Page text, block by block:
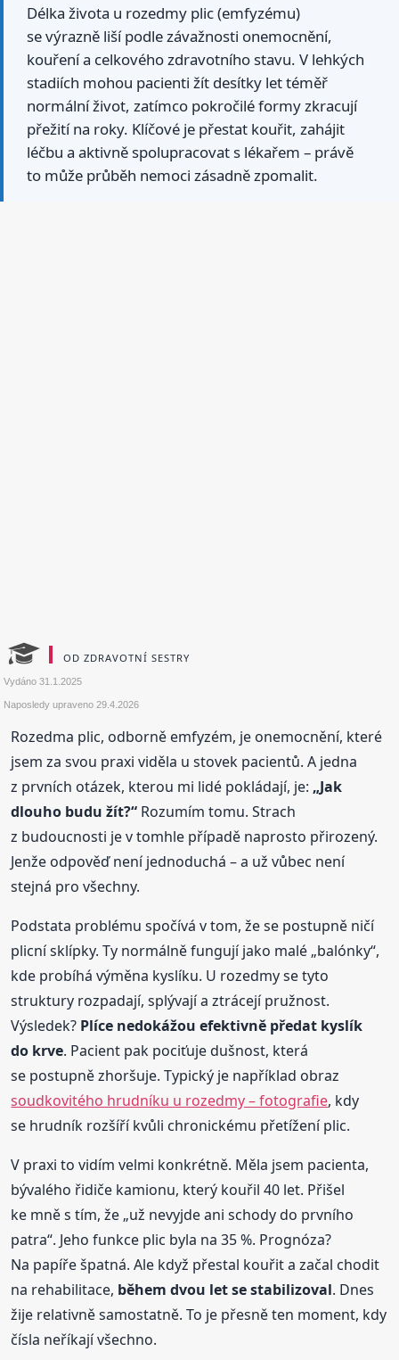
Délka života u rozedmy plic (emfyzému)
se výrazně liší podle závažnosti onemocnění,
kouření a celkového zdravotního stavu. V lehkých
stadiích mohou pacienti žít desítky let téměř
normální život, zatímco pokročilé formy zkracují
přežití na roky. Klíčové je přestat kouřit, zahájit
léčbu a aktivně spolupracovat s lékařem – právě
to může průběh nemoci zásadně zpomalit.
OD ZDRAVOTNÍ SESTRY
Vydáno31.1.2025
Naposledy upraveno29.4.2026
Rozedma plic, odborně emfyzém, je onemocnění, které
jsem za svou praxi viděla u stovek pacientů. A jedna
z prvních otázek, kterou mi lidé pokládají, je: „Jak
dlouho budu žít?“ Rozumím tomu. Strach
z budoucnosti je v tomhle případě naprosto přirozený.
Jenže odpověď není jednoduchá – a už vůbec není
stejná pro všechny.
Podstata problému spočívá v tom, že se postupně ničí
plicní sklípky. Ty normálně fungují jako malé „balónky“,
kde probíhá výměna kyslíku. U rozedmy se tyto
struktury rozpadají, splývají a ztrácejí pružnost.
Výsledek? Plíce nedokážou efektivně předat kyslík
do krve. Pacient pak pociťuje dušnost, která
se postupně zhoršuje. Typický je například obraz
soudkovitého hrudníku u rozedmy – fotografie, kdy
se hrudník rozšíří kvůli chronickému přetížení plic.
V praxi to vidím velmi konkrétně. Měla jsem pacienta,
bývalého řidiče kamionu, který kouřil 40 let. Přišel
ke mně s tím, že „už nevyjde ani schody do prvního
patra“. Jeho funkce plic byla na 35 %. Prognóza?
Na papíře špatná. Ale když přestal kouřit a začal chodit
na rehabilitace, během dvou let se stabilizoval. Dnes
žije relativně samostatně. To je přesně ten moment, kdy
čísla neříkají všechno.